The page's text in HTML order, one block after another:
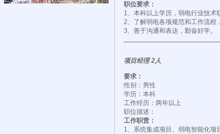
职位要求：
1、本科以上学历，弱电行业技
2、了解弱电各项规范和工作流程
3、善于沟通和表达，勤奋好学。
项目经理 2人
要求：
性别：男性
学历：本科
工作经历：两年以上
职位描述：
工作职责：
1、系统集成项目、弱电智能化项